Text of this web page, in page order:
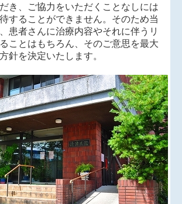
き、ご協力をいただくことなしには
することができません。そのため当
患者さんに治療内容やそれに伴うリ
ことはもちろん、そのご意思を最大
針を決定いたします。